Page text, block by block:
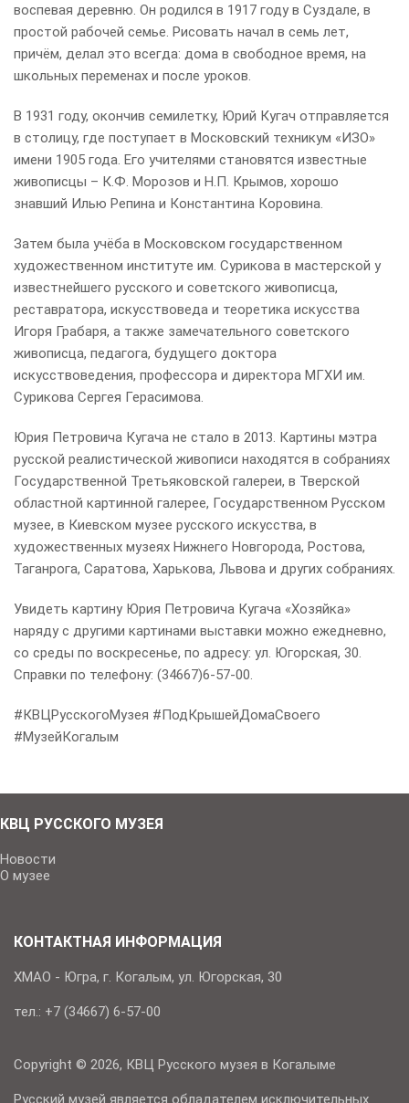
воспевая деревню. Он родился в 1917 году в Суздале, в
простой рабочей семье. Рисовать начал в семь лет,
причём, делал это всегда: дома в свободное время, на
школьных переменах и после уроков.
В 1931 году, окончив семилетку, Юрий Кугач отправляется
в столицу, где поступает в Московский техникум «ИЗО»
имени 1905 года. Его учителями становятся известные
живописцы – К.Ф. Морозов и Н.П. Крымов, хорошо
знавший Илью Репина и Константина Коровина.
Затем была учёба в Московском государственном
художественном институте им. Сурикова в мастерской у
известнейшего русского и советского живописца,
реставратора, искусствоведа и теоретика искусства
Игоря Грабаря, а также замечательного советского
живописца, педагога, будущего доктора
искусствоведения, профессора и директора МГХИ им.
Сурикова Сергея Герасимова.
Юрия Петровича Кугача не стало в 2013. Картины мэтра
русской реалистической живописи находятся в собраниях
Государственной Третьяковской галереи, в Тверской
областной картинной галерее, Государственном Русском
музее, в Киевском музее русского искусства, в
художественных музеях Нижнего Новгорода, Ростова,
Таганрога, Саратова, Харькова, Львова и других собраниях.
Увидеть картину Юрия Петровича Кугача «Хозяйка»
наряду с другими картинами выставки можно ежедневно,
со среды по воскресенье, по адресу: ул. Югорская, 30.
Справки по телефону: (34667)6-57-00.
#КВЦРусскогоМузея #ПодКрышейДомаСвоего
#МузейКогалым
КВЦ РУССКОГО МУЗЕЯ
Новости
О музее
КОНТАКТНАЯ ИНФОРМАЦИЯ
ХМАО - Югра, г. Когалым, ул. Югорская, 30
тел.: +7 (34667) 6-57-00
Copyright © 2026, КВЦ Русского музея в Когалыме
Русский музей является обладателем исключительных